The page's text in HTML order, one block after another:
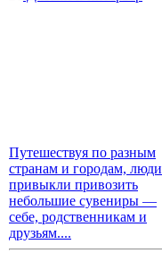
Путешествуя по разным
странам и городам, люди
привыкли привозить
небольшие сувениры —
себе, родственникам и
друзьям....